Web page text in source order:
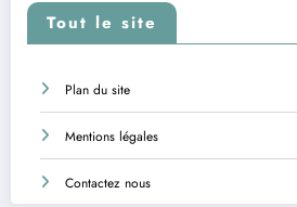
Tout le site
Plan du site
Mentions légales
Contactez nous